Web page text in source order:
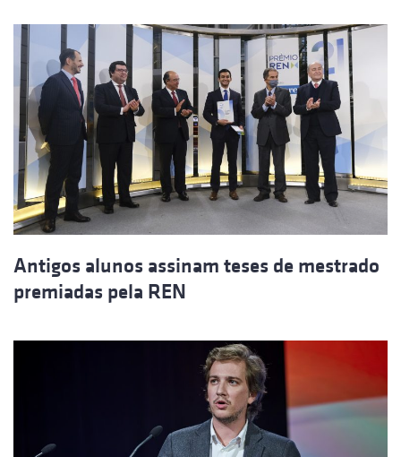
Antigos alunos assinam teses de mestrado
premiadas pela REN